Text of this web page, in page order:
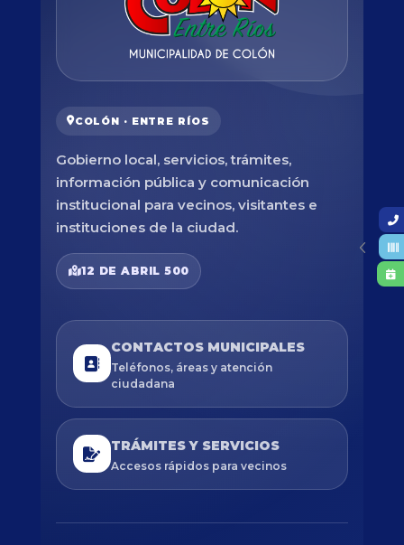
COLÓN · ENTRE RÍOS
Gobierno local, servicios, trámites,
información pública y comunicación
institucional para vecinos, visitantes e
instituciones de la ciudad.
12 DE ABRIL 500
CONTACTOS MUNICIPALES
Teléfonos, áreas y atención
ciudadana
TRÁMITES Y SERVICIOS
Accesos rápidos para vecinos